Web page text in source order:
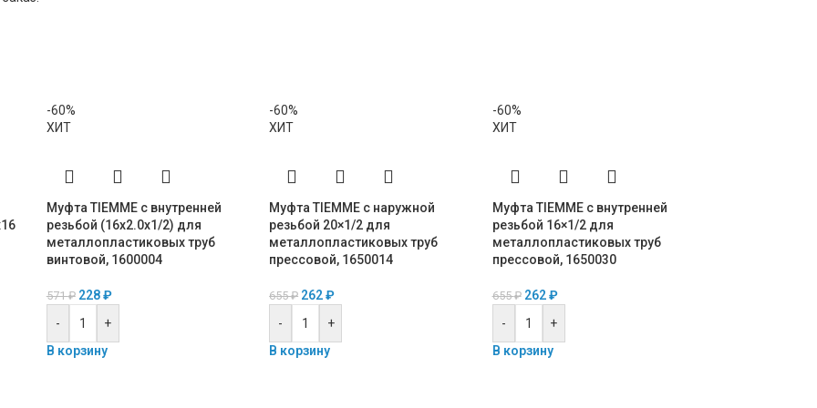
-60%
ХИТ
Муфта TIEMME с внутренней
резьбой (16х2.0х1/2) для
металлопластиковых труб
винтовой, 1600004
571₽ 228₽
-
+
В корзину
-60%
ХИТ
Муфта TIEMME с наружной
резьбой 20×1/2 для
металлопластиковых труб
прессовой, 1650014
655₽ 262₽
-
+
В корзину
-60%
ХИТ
Муфта TIEMME с внутренней
резьбой 16×1/2 для
металлопластиковых труб
прессовой, 1650030
655₽ 262₽
-
+
В корзину